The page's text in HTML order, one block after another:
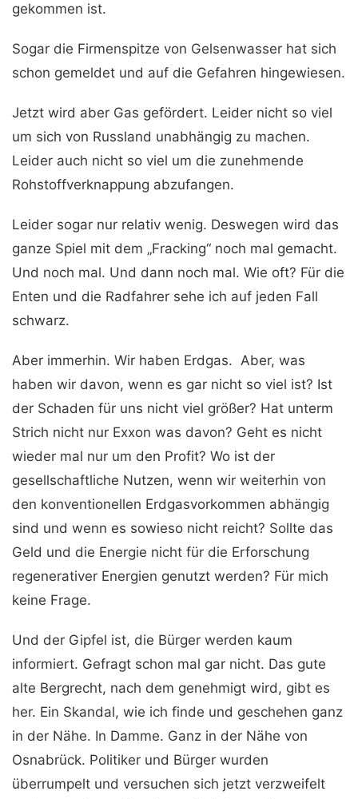
gekommen ist.
Sogar die Firmenspitze von Gelsenwasser hat sich
schon gemeldet und auf die Gefahren hingewiesen.
Jetzt wird aber Gas gefördert. Leider nicht so viel
um sich von Russland unabhängig zu machen.
Leider auch nicht so viel um die zunehmende
Rohstoffverknappung abzufangen.
Leider sogar nur relativ wenig. Deswegen wird das
ganze Spiel mit dem „Fracking“ noch mal gemacht.
Und noch mal. Und dann noch mal. Wie oft? Für die
Enten und die Radfahrer sehe ich auf jeden Fall
schwarz.
Aber immerhin. Wir haben Erdgas. Aber, was
haben wir davon, wenn es gar nicht so viel ist? Ist
der Schaden für uns nicht viel größer? Hat unterm
Strich nicht nur Exxon was davon? Geht es nicht
wieder mal nur um den Profit? Wo ist der
gesellschaftliche Nutzen, wenn wir weiterhin von
den konventionellen Erdgasvorkommen abhängig
sind und wenn es sowieso nicht reicht? Sollte das
Geld und die Energie nicht für die Erforschung
regenerativer Energien genutzt werden? Für mich
keine Frage.
Und der Gipfel ist, die Bürger werden kaum
informiert. Gefragt schon mal gar nicht. Das gute
alte Bergrecht, nach dem genehmigt wird, gibt es
her. Ein Skandal, wie ich finde und geschehen ganz
in der Nähe. In Damme. Ganz in der Nähe von
Osnabrück. Politiker und Bürger wurden
überrumpelt und versuchen sich jetzt verzweifelt